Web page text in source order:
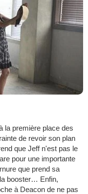
la première place des
de revoir son plan
que Jeff n'est pas le
pour une importante
que prend sa
booster… Enfin,
à Deacon de ne pas